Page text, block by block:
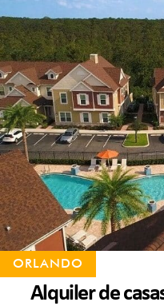
ORLANDO
Alquiler de